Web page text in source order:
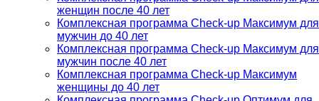
женщин после 40 лет
Комплексная программа Check-up Максимум для
мужчин до 40 лет
Комплексная программа Check-up Максимум для
мужчин после 40 лет
Комплексная программа Check-up Максимум
женщины до 40 лет